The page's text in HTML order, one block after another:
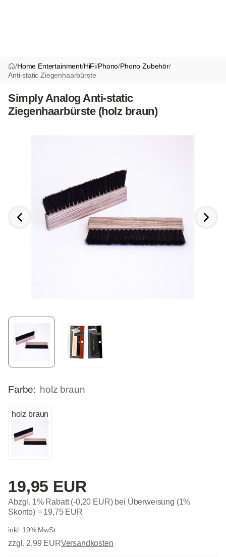
/Home Entertainment/HiFi/Phono/Phono Zubehör/
Anti-static Ziegenhaarbürste
Simply Analog Anti-static
Ziegenhaarbürste (holz braun)
Farbe: holz braun
holz braun
19,95 EUR
Abzgl. 1% Rabatt (-0,20 EUR) bei Überweisung (1%
Skonto) = 19,75 EUR
inkl. 19% MwSt.
zzgl. 2,99 EURVersandkosten